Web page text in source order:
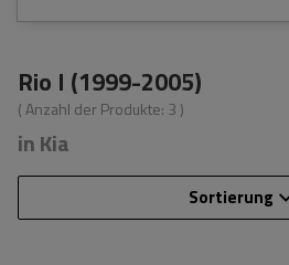
Rio I (1999-2005)
( Anzahl der Produkte: 3 )
in Kia
Sortierung